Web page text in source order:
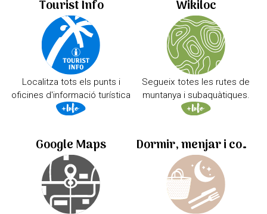
Tourist Info
Localitza tots els punts i
oficines d'informació turística
Wikiloc
Segueix totes les rutes de
muntanya i subaquàtiques.
Google Maps Dormir, menjar i comprar